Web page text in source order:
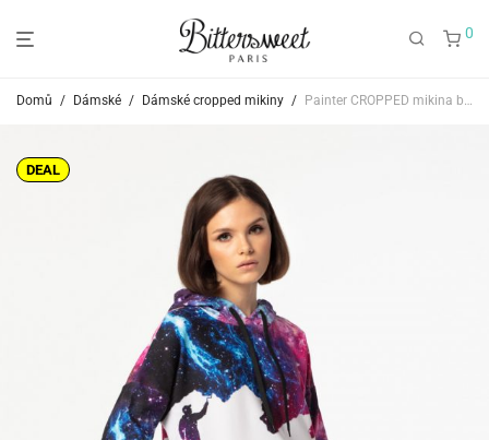
0
Domů / Dámské / Dámské cropped mikiny / Painter CROPPED mikina bez kapsy
DEAL